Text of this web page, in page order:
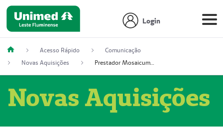
Login
Acesso Rápido
Comunicação
Novas Aquisições
Prestador Mosaicum Espaço Clínico Eireli (51004355-5)
Novas Aquisições